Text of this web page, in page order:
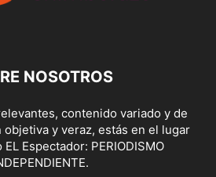
NOSOTROS
contenido variado y de
y veraz, estás en el lugar
Espectador: PERIODISMO